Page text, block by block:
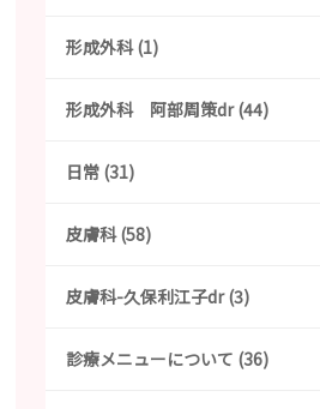
形成外科 (1)
形成外科 阿部周策dr (44)
日常 (31)
皮膚科 (58)
皮膚科-久保利江子dr (3)
診療メニューについて (36)